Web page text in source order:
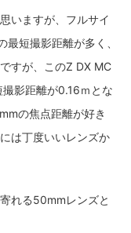
いますが、フルサイ
短撮影距離が多く、
すが、このZ DX MC
影距離が0.16ｍとな
の焦点距離が好き
は丁度いいレンズか
れる50mmレンズと